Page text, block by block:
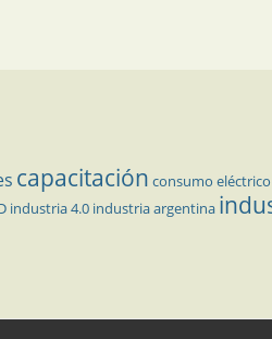
capacitación consumo eléctrico
industria 4.0 industria argentina